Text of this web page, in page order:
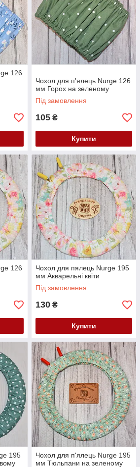
126
Чохол для п'ялець Nurge 126
мм Горох на зеленому
Під замовлення
105 ₴
Купити
126
Чохол для пялець Nurge 195
мм Акварельні квіти
Під замовлення
130 ₴
Купити
195
Чохол для п'ялець Nurge 195
мм Тюльпани на зеленому